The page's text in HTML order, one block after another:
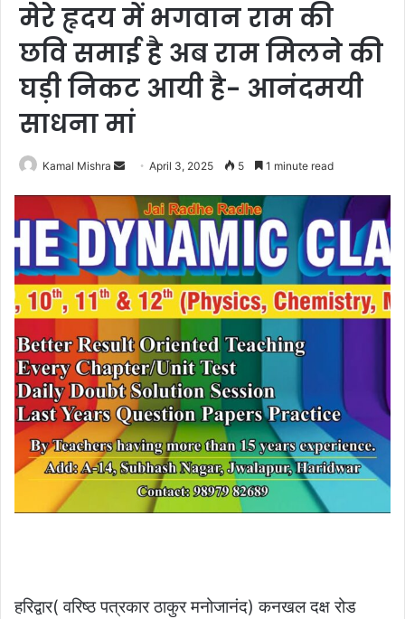
मेरे हृदय में भगवान राम की
छवि समाई है अब राम मिलने की
घड़ी निकट आयी है- आनंदमयी
साधना मां
Kamal Mishra
Send
email
April 3, 2025 5 1 minute read
हरिद्वार( वरिष्ठ पत्रकार ठाकुर मनोजानंद) कनखल दक्ष रोड